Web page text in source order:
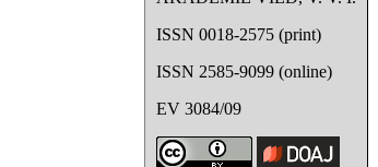
ISSN 0018-2575 (print)
ISSN 2585-9099 (online)
EV 3084/09